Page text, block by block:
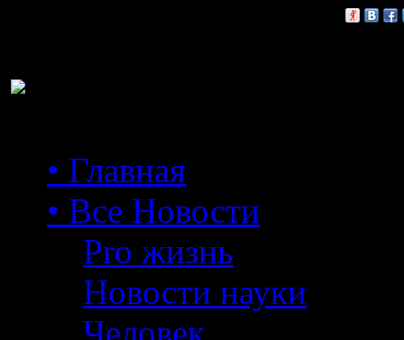
• Главная
• Все Новости
Pro жизнь
Новости науки